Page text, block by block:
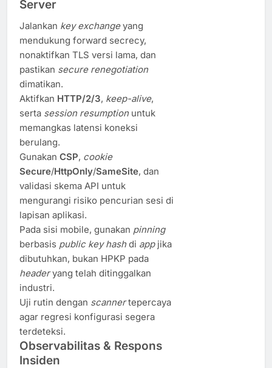
Server
Jalankan key exchangeyang
mendukung forward secrecy,
nonaktifkan TLS versi lama, dan
pastikan secure renegotiation
dimatikan.
Aktifkan HTTP/2/3, keep-alive,
serta session resumption untuk
memangkas latensi koneksi
berulang.
Gunakan CSP, cookie
Secure/HttpOnly/SameSite, dan
validasi skema API untuk
mengurangi risiko pencurian sesi di
lapisan aplikasi.
Pada sisi mobile, gunakan pinning
berbasis public key hash di appjika
dibutuhkan, bukan HPKP pada
headeryang telah ditinggalkan
industri.
Uji rutin dengan scannertepercaya
agar regresi konfigurasi segera
terdeteksi.
Observabilitas & Respons
Insiden